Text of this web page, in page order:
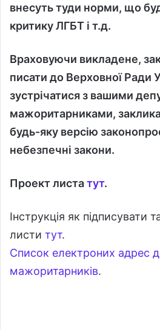
внесуть туди норми, що
критику ЛГБТ і т.д.
Враховуючи викладене,
писати до Верховної Ради
зустрічатися з вашими
мажоритарниками,
будь-яку версію
небезпечні закони.
Проект листатут.
Інструкція як підписувати
листи тут.
Список електроних адрес
мажоритарників.